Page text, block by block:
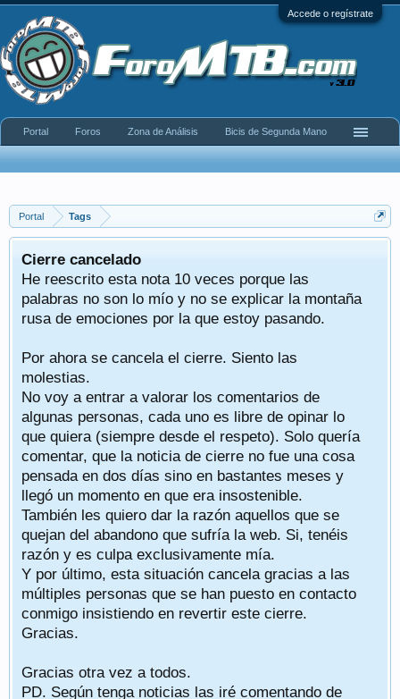
Accede o regístrate
Portal Tags
Cierre cancelado
He reescrito esta nota 10 veces porque las
palabras no son lo mío y no se explicar la montaña
rusa de emociones por la que estoy pasando.
Por ahora se cancela el cierre. Siento las
molestias.
No voy a entrar a valorar los comentarios de
algunas personas, cada uno es libre de opinar lo
que quiera (siempre desde el respeto). Solo quería
comentar, que la noticia de cierre no fue una cosa
pensada en dos días sino en bastantes meses y
llegó un momento en que era insostenible.
También les quiero dar la razón aquellos que se
quejan del abandono que sufría la web. Si, tenéis
razón y es culpa exclusivamente mía.
Y por último, esta situación cancela gracias a las
múltiples personas que se han puesto en contacto
conmigo insistiendo en revertir este cierre.
Gracias.
Gracias otra vez a todos.
PD. Según tenga noticias las iré comentando de
Portal Foros Zona de Análisis Bicis de Segunda Mano